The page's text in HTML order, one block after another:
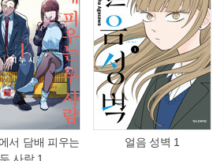
서 담배 피우는
두 사람 1
얼음 성벽 1